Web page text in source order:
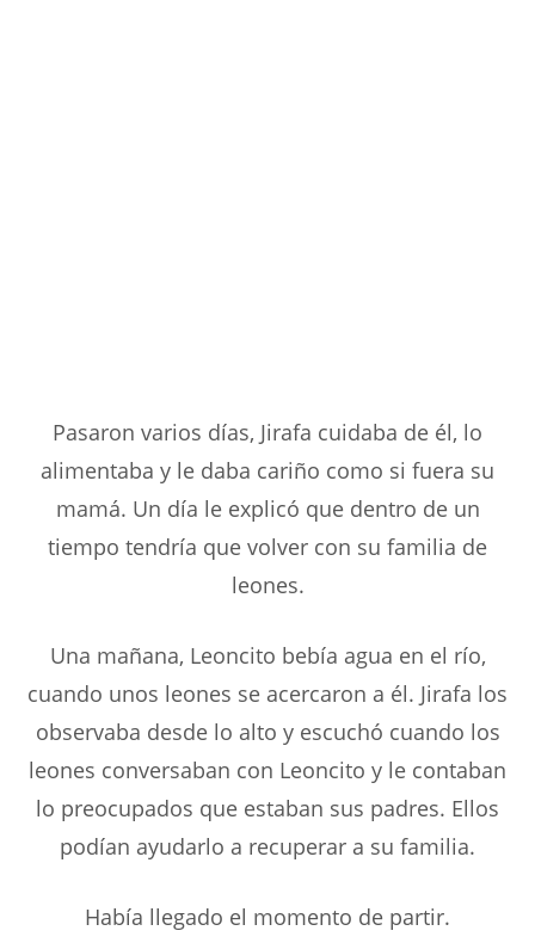
Pasaron varios días, Jirafa cuidaba de él, lo
alimentaba y le daba cariño como si fuera su
mamá. Un día le explicó que dentro de un
tiempo tendría que volver con su familia de
leones.
Una mañana, Leoncito bebía agua en el río,
cuando unos leones se acercaron a él. Jirafa los
observaba desde lo alto y escuchó cuando los
leones conversaban con Leoncito y le contaban
lo preocupados que estaban sus padres. Ellos
podían ayudarlo a recuperar a su familia.
Había llegado el momento de partir.